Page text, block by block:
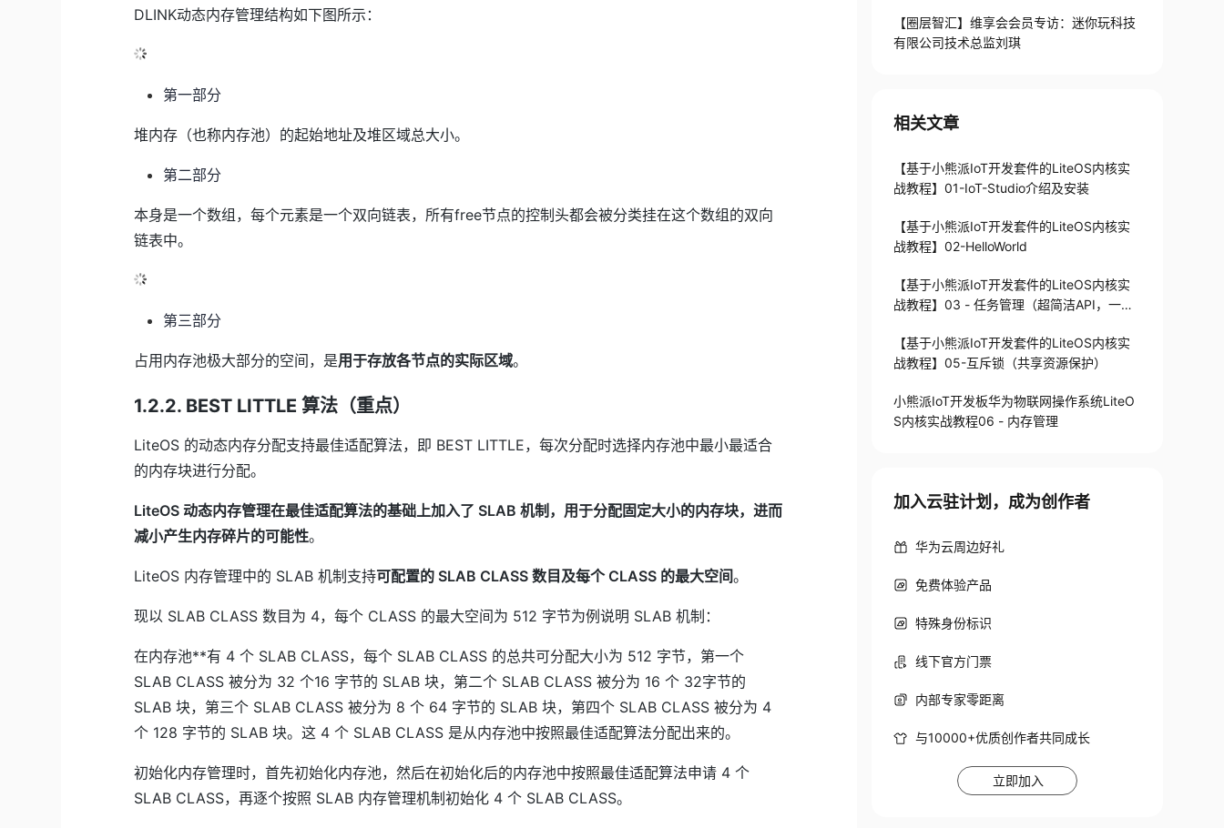
DLINK动态内存管理结构如下图所示：
第一部分
堆内存（也称内存池）的起始地址及堆区域总大小。
第二部分
本身是一个数组，每个元素是一个双向链表，所有free节点的控制头都会被分类挂在这个数组的双向
链表中。
第三部分
占用内存池极大部分的空间，是用于存放各节点的实际区域。
1.2.2. BEST LITTLE 算法（重点）
LiteOS 的动态内存分配支持最佳适配算法，即 BEST LITTLE，每次分配时选择内存池中最小最适合
的内存块进行分配。
LiteOS 动态内存管理在最佳适配算法的基础上加入了 SLAB 机制，用于分配固定大小的内存块，进而
减小产生内存碎片的可能性。
LiteOS 内存管理中的 SLAB 机制支持可配置的 SLAB CLASS 数目及每个 CLASS 的最大空间。
现以 SLAB CLASS 数目为 4，每个 CLASS 的最大空间为 512 字节为例说明 SLAB 机制：
在内存池**有 4 个 SLAB CLASS，每个 SLAB CLASS 的总共可分配大小为 512 字节，第一个
SLAB CLASS 被分为 32 个16 字节的 SLAB 块，第二个 SLAB CLASS 被分为 16 个 32字节的
SLAB 块，第三个 SLAB CLASS 被分为 8 个 64 字节的 SLAB 块，第四个 SLAB CLASS 被分为 4
个 128 字节的 SLAB 块。这 4 个 SLAB CLASS 是从内存池中按照最佳适配算法分配出来的。
初始化内存管理时，首先初始化内存池，然后在初始化后的内存池中按照最佳适配算法申请 4 个
SLAB CLASS，再逐个按照 SLAB 内存管理机制初始化 4 个 SLAB CLASS。
【圈层智汇】维享会会员专访：迷你玩科技
有限公司技术总监刘琪
相关文章
【基于小熊派IoT开发套件的LiteOS内核实
战教程】01-IoT-Studio介绍及安装
【基于小熊派IoT开发套件的LiteOS内核实
战教程】02-HelloWorld
【基于小熊派IoT开发套件的LiteOS内核实
战教程】03 - 任务管理（超简洁API，一行
【基于小熊派IoT开发套件的LiteOS内核实
战教程】05-互斥锁（共享资源保护）
小熊派IoT开发板华为物联网操作系统LiteO
S内核实战教程06 - 内存管理
加入云驻计划，成为创作者
华为云周边好礼
免费体验产品
特殊身份标识
线下官方门票
内部专家零距离
与10000+优质创作者共同成长
立即加入